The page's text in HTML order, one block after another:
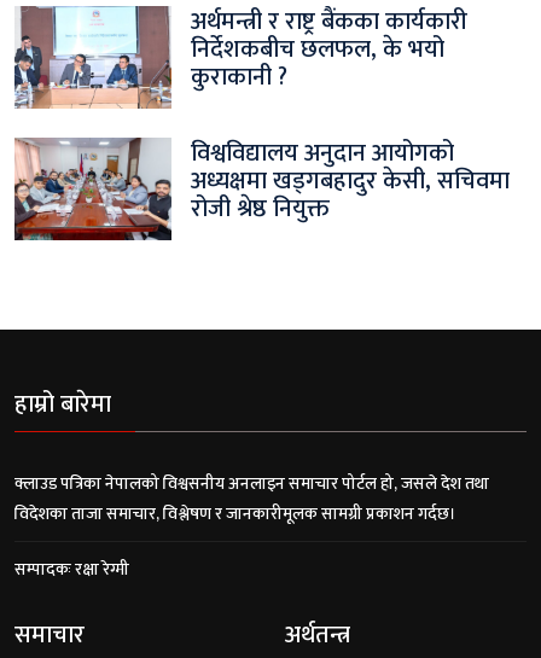
अर्थमन्त्री र राष्ट्र बैंकका कार्यकारी
निर्देशकबीच छलफल, के भयो
कुराकानी ?
विश्वविद्यालय अनुदान आयोगको
अध्यक्षमा खड्गबहादुर केसी, सचिवमा
रोजी श्रेष्ठ नियुक्त
हाम्रो बारेमा
क्लाउड पत्रिका नेपालको विश्वसनीय अनलाइन समाचार पोर्टल हो, जसले देश तथा
विदेशका ताजा समाचार, विश्लेषण र जानकारीमूलक सामग्री प्रकाशन गर्दछ।
सम्पादकः रक्षा रेग्मी
समाचार अर्थतन्त्र